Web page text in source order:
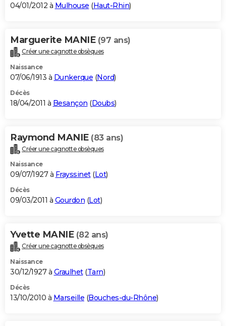
04/01/2012 à Mulhouse (Haut-Rhin)
Marguerite MANIE (97 ans)
Créer une cagnotte obsèques
Naissance
07/06/1913 à Dunkerque (Nord)
Décès
18/04/2011 à Besançon (Doubs)
Raymond MANIE (83 ans)
Créer une cagnotte obsèques
Naissance
09/07/1927 à Frayssinet(Lot)
Décès
09/03/2011 à Gourdon (Lot)
Yvette MANIE (82 ans)
Créer une cagnotte obsèques
Naissance
30/12/1927 à Graulhet(Tarn)
Décès
13/10/2010 à Marseille (Bouches-du-Rhône)